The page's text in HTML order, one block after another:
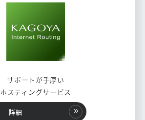
サポートが手厚い
ホスティングサービス
詳細